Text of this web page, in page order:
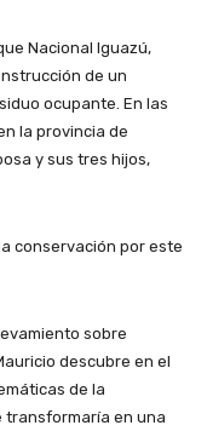
Nacional Iguazú,
de un
ocupante. En las
la provincia de
y sus tres hijos,
conservación por este
sobre
descubre en el
de la
transformaría en una